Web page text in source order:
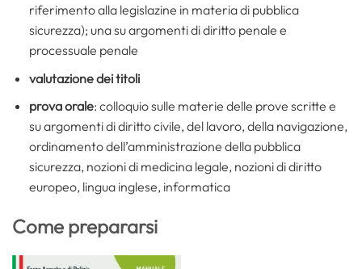
riferimento alla legislazine in materia di pubblica
sicurezza); una su argomenti di diritto penale e
processuale penale
valutazione dei titoli
prova orale: colloquio sulle materie delle prove scritte e
su argomenti di diritto civile, del lavoro, della navigazione,
ordinamento dell’amministrazione della pubblica
sicurezza, nozioni di medicina legale, nozioni di diritto
europeo, lingua inglese, informatica
Come prepararsi